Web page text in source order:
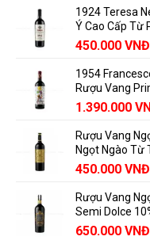
là:
858.000 VNĐ.
1924 Teresa
Ý Cao Cấp Từ
Giá
là:
495.000 VNĐ.
450.000 VNĐ
1954
Rượu Vang
Giá
là:
1.529.000
1.390.000
Rượu Vang
Ngọt Ngào Từ
450.000 VNĐ
Rượu Vang
Semi Dolce
650.000 VNĐ